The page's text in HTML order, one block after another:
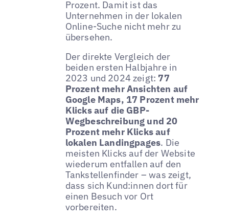
Prozent. Damit ist das
Unternehmen in der lokalen
Online-Suche nicht mehr zu
übersehen.
Der direkte Vergleich der
beiden ersten Halbjahre in
2023 und 2024 zeigt: 77
Prozent mehr Ansichten auf
Google Maps, 17 Prozent mehr
Klicks auf die GBP-
Wegbeschreibung und 20
Prozent mehr Klicks auf
lokalen Landingpages. Die
meisten Klicks auf der Website
wiederum entfallen auf den
Tankstellenfinder – was zeigt,
dass sich Kund:innen dort für
einen Besuch vor Ort
vorbereiten.